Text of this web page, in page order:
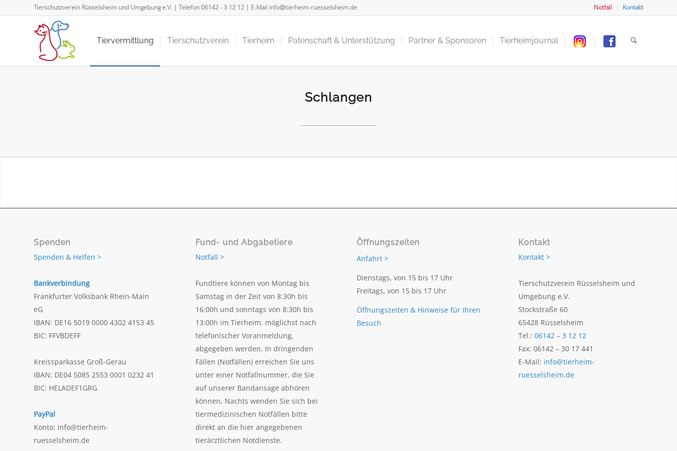
Notfall Kontakt
Tierschutzverein Rüsselsheim und Umgebung e.V. | Telefon06142 - 3 12 12 | E-Mail info@tierheim-ruesselsheim.de
Tiervermittlung Tierschutzverein Tierheim Patenschaft & Unterstützung Partner & Sponsoren Tierheimjournal
Schlangen
Spenden
Spenden & Helfen >
Bankverbindung
Frankfurter Volksbank Rhein-Main
eG
IBAN: DE16 5019 0000 4302 4153 45
BIC: FFVBDEFF
Kreissparkasse Groß-Gerau
IBAN: DE04 5085 2553 0001 0232 41
BIC: HELADEF1GRG
PayPal
Konto: info@tierheim-
ruesselsheim.de
Fund- und Abgabetiere
Notfall >
Fundtiere können von Montag bis
Samstag in der Zeit von 8:30h bis
16:00h und sonntags von 8:30h bis
13:00h im Tierheim, möglichst nach
telefonischer Voranmeldung,
abgegeben werden. In dringenden
Fällen (Notfällen) erreichen Sie uns
unter einer Notfallnummer, die Sie
auf unserer Bandansage abhören
können, Nachts wenden Sie sich bei
tiermedizinischen Notfällen bitte
direkt an die hier angegebenen
tierärztlichen Notdienste.
Öffnungszeiten
Anfahrt >
Dienstags, von 15 bis 17 Uhr
Freitags, von 15 bis 17 Uhr
Öffnungszeiten & Hinweise für Ihren
Besuch
Kontakt
Kontakt >
Tierschutzverein Rüsselsheim und
Umgebung e.V.
Stockstraße 60
65428 Rüsselsheim
Tel.: 06142 – 3 12 12
Fax: 06142 – 30 17 441
E-Mail: info@tierheim-
ruesselsheim.de